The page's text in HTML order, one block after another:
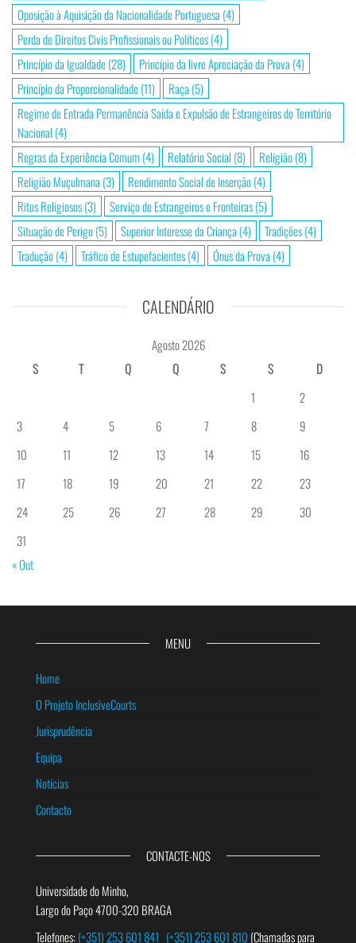
Oposição à Aquisição da Nacionalidade Portuguesa (4)
Perda de Direitos Civis Profissionais ou Políticos(4)
Princípio da Igualdade(28) Princípio da livre Apreciação da Prova (4)
Princípio da Proporcionalidade(11) Raça (5)
Regime de Entrada Permanência Saída e Expulsão de Estrangeiros do Território
Nacional (4)
Regras da Experiência Comum (4) Relatório Social (8) Religião(8)
Religião Muçulmana (3) Rendimento Social de Inserção(4)
Ritos Religiosos(3) Serviço de Estrangeiros e Fronteiras(5)
Situação de Perigo(5) Superior Interesse da Criança (4) Tradições(4)
Tradução(4) Tráfico de Estupefacientes(4) Ónus da Prova (4)
CALENDÁRIO
Agosto 2026
S
T Q Q S S
D
1
2
3
4 5 6 7 8
9
10
11 12 13 14 15
16
17
18 19 20 21 22
23
24
25 26 27 28 29
30
31
« Out
MENU
Home
O Projeto InclusiveCourts
Jurisprudência
Equipa
Notícias
Contacto
CONTACTE-NOS
Universidade do Minho,
Largo do Paço 4700-320 BRAGA
Telefones:(+351) 253 601 841 (+351) 253 601 810 (Chamadas para